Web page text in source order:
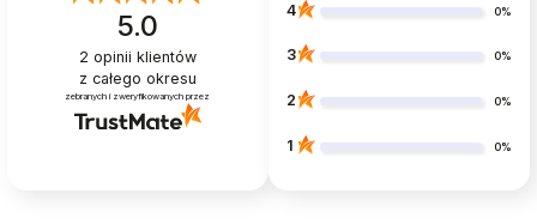
5.0
2 opinii klientów
z całego okresu
zebranych i zweryfikowanych przez
4 0%
3 0%
2 0%
1 0%